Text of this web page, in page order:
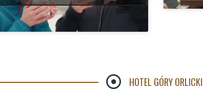
HOTEL GÓRY